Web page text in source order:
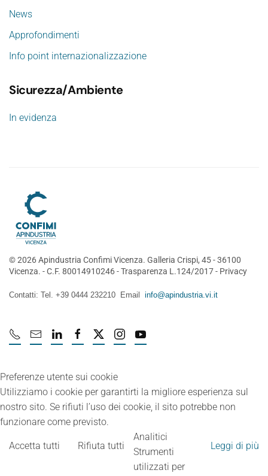
News
Approfondimenti
Info point internazionalizzazione
Sicurezza/Ambiente
In evidenza
©2026Apindustria Confimi Vicenza. Galleria Crispi, 45 - 36100
Vicenza. - C.F. 80014910246 -Trasparenza L.124/2017- Privacy
Contatti: Tel. +39 0444 232210 Email info@apindustria.vi.it
Preferenze utente sui cookie
Utilizziamo i cookie per garantirti la migliore esperienza sul
nostro sito. Se rifiuti l’uso dei cookie, il sito potrebbe non
funzionare come previsto.
Accetta tutti Rifiuta tutti Leggi di più
Analitici
Strumenti
utilizzati per